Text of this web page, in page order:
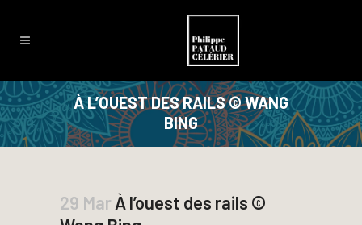
À L’OUEST DES RAILS © WANG
BING
29 Mar À l’ouest des rails ©